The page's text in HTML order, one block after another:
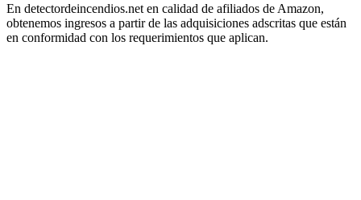
En detectordeincendios.net en calidad de afiliados de Amazon,
obtenemos ingresos a partir de las adquisiciones adscritas que están
en conformidad con los requerimientos que aplican.